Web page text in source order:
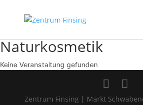
Naturkosmetik
Keine Veranstaltung gefunden
Zentrum Finsing | Markt